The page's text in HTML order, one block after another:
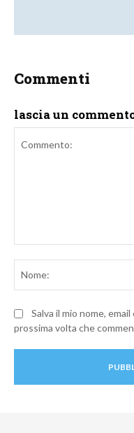
Commenti
lascia un
Salva il mio nome,
prossima volta che